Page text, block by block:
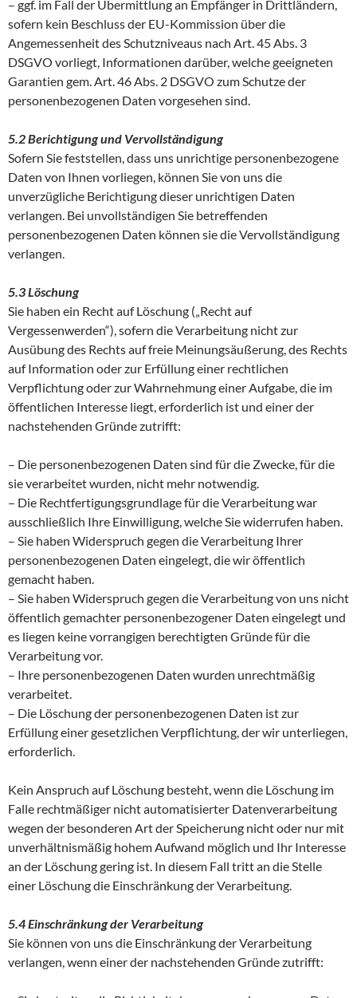
– ggf. im Fall der Übermittlung an Empfänger in Drittländern,
sofern kein Beschluss der EU-Kommission über die
Angemessenheit des Schutzniveaus nach Art. 45 Abs. 3
DSGVO vorliegt, Informationen darüber, welche geeigneten
Garantien gem. Art. 46 Abs. 2 DSGVO zum Schutze der
personenbezogenen Daten vorgesehen sind.
5.2 Berichtigung und Vervollständigung
Sofern Sie feststellen, dass uns unrichtige personenbezogene
Daten von Ihnen vorliegen, können Sie von uns die
unverzügliche Berichtigung dieser unrichtigen Daten
verlangen. Bei unvollständigen Sie betreffenden
personenbezogenen Daten können sie die Vervollständigung
verlangen.
5.3 Löschung
Sie haben ein Recht auf Löschung („Recht auf
Vergessenwerden“), sofern die Verarbeitung nicht zur
Ausübung des Rechts auf freie Meinungsäußerung, des Rechts
auf Information oder zur Erfüllung einer rechtlichen
Verpflichtung oder zur Wahrnehmung einer Aufgabe, die im
öffentlichen Interesse liegt, erforderlich ist und einer der
nachstehenden Gründe zutrifft:
– Die personenbezogenen Daten sind für die Zwecke, für die
sie verarbeitet wurden, nicht mehr notwendig.
– Die Rechtfertigungsgrundlage für die Verarbeitung war
ausschließlich Ihre Einwilligung, welche Sie widerrufen haben.
– Sie haben Widerspruch gegen die Verarbeitung Ihrer
personenbezogenen Daten eingelegt, die wir öffentlich
gemacht haben.
– Sie haben Widerspruch gegen die Verarbeitung von uns nicht
öffentlich gemachter personenbezogener Daten eingelegt und
es liegen keine vorrangigen berechtigten Gründe für die
Verarbeitung vor.
– Ihre personenbezogenen Daten wurden unrechtmäßig
verarbeitet.
– Die Löschung der personenbezogenen Daten ist zur
Erfüllung einer gesetzlichen Verpflichtung, der wir unterliegen,
erforderlich.
Kein Anspruch auf Löschung besteht, wenn die Löschung im
Falle rechtmäßiger nicht automatisierter Datenverarbeitung
wegen der besonderen Art der Speicherung nicht oder nur mit
unverhältnismäßig hohem Aufwand möglich und Ihr Interesse
an der Löschung gering ist. In diesem Fall tritt an die Stelle
einer Löschung die Einschränkung der Verarbeitung.
5.4 Einschränkung der Verarbeitung
Sie können von uns die Einschränkung der Verarbeitung
verlangen, wenn einer der nachstehenden Gründe zutrifft: